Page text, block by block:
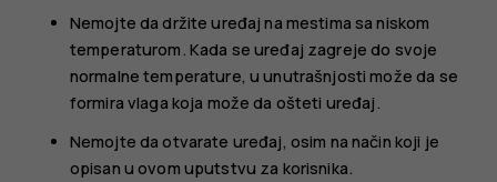
Nemojte da držite uređaj na mestima sa niskom
temperaturom. Kada se uređaj zagreje do svoje
normalne temperature, u unutrašnjosti može da se
formira vlaga koja može da ošteti uređaj.
Nemojte da otvarate uređaj, osim na način koji je
opisan u ovom uputstvu za korisnika.